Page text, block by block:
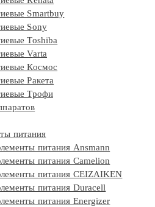
Smartbuy
Sony
Toshiba
Varta
Космос
Ракета
Трофи
питания
питания Ansmann
питания Camelion
питания CEIZAIKEN
питания Duracell
питания Energizer